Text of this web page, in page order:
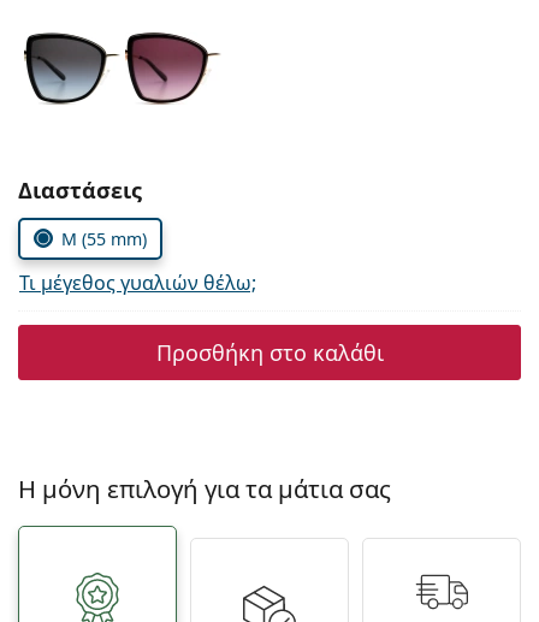
Συμπληρώστε τις παράμετρους
Διαστάσεις
M (55 mm)
Τι μέγεθος γυαλιών θέλω;
Προσθήκη στο καλάθι
Η μόνη επιλογή για τα μάτια σας